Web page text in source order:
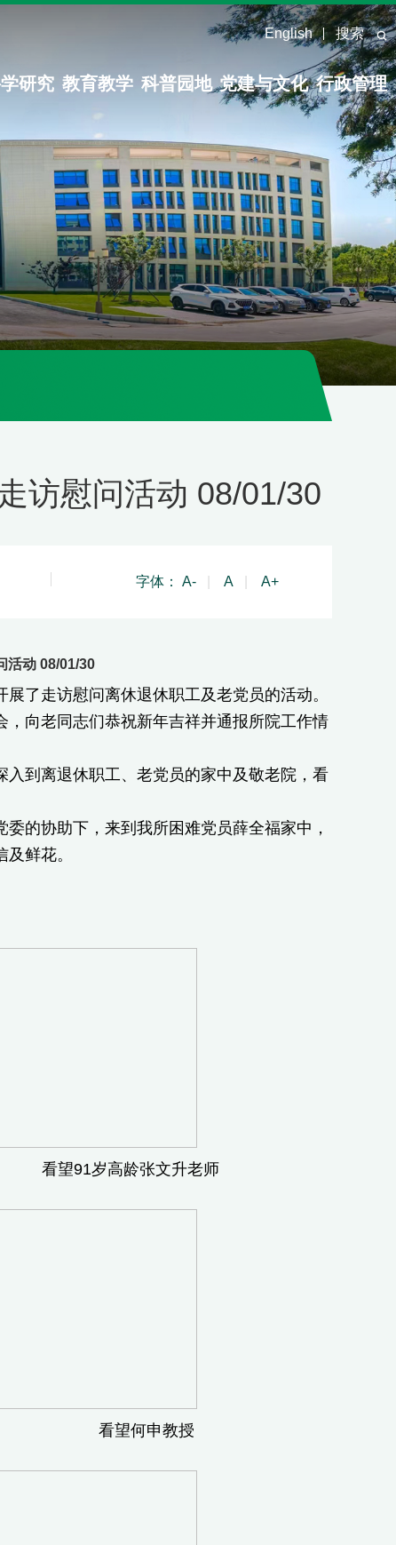
English 搜索
研究 教育教学 科普园地 党建与文化 行政管理
访慰问活动 08/01/30
字体： A- A A+
活动 08/01/30
了走访慰问离休退休职工及老党员的活动。
向老同志们恭祝新年吉祥并通报所院工作情
到离退休职工、老党员的家中及敬老院，看
的协助下，来到我所困难党员薛全福家中，
鲜花。
高龄张文升老师
何申教授